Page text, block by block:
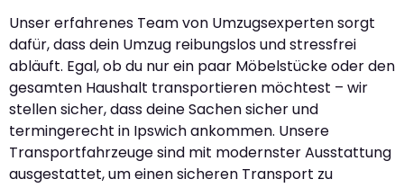
Unser erfahrenes Team von Umzugsexperten sorgt
dafür, dass dein Umzug reibungslos und stressfrei
abläuft. Egal, ob du nur ein paar Möbelstücke oder den
gesamten Haushalt transportieren möchtest – wir
stellen sicher, dass deine Sachen sicher und
termingerecht in Ipswich ankommen. Unsere
Transportfahrzeuge sind mit modernster Ausstattung
ausgestattet, um einen sicheren Transport zu